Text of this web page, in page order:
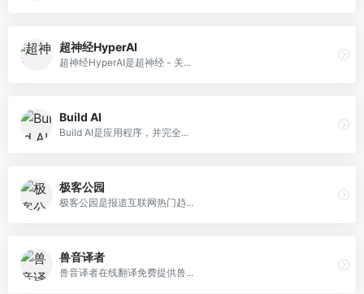
超神经HyperAI
超神经HyperAI是超神经 - 关...
Build AI
Build AI是应用程序，并完全...
极客公园
极客公园是报道互联网热门趋...
兽音译者
兽音译者在线翻译免费提供兽...